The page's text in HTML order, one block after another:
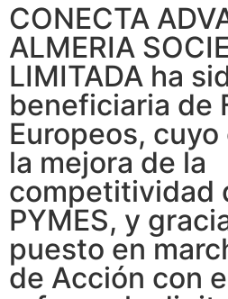
CONECTA
ALMERIA
LIMITADA ha
beneficiaria de
Europeos,
la mejora de la
competitividad
PYMES, y
puesto en
de Acción con